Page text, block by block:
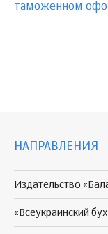
таможенном
НАПРАВЛЕНИЯ
Издательство
«Всеукраинский